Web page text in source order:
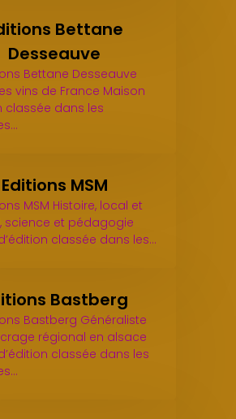
Bettane
Desseauve
Bettane Desseauve
vins de France Maison
classée dans les
Editions MSM
MSM Histoire, local et
science et pédagogie
classée dans les…
Bastberg
Bastberg Généraliste
régional en alsace
classée dans les